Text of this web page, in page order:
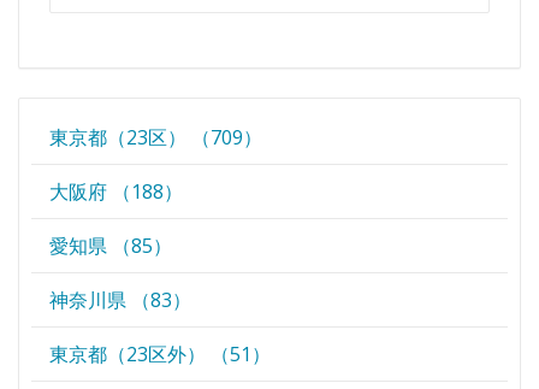
東京都（23区） （709）
大阪府 （188）
愛知県 （85）
神奈川県 （83）
東京都（23区外） （51）